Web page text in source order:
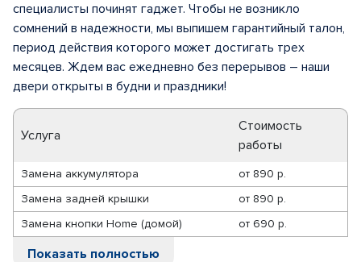
специалисты починят гаджет. Чтобы не возникло
сомнений в надежности, мы выпишем гарантийный талон,
период действия которого может достигать трех
месяцев. Ждем вас ежедневно без перерывов – наши
двери открыты в будни и праздники!
Услуга
Стоимость
работы
Замена аккумулятора от 890 р.
Замена задней крышки
от 890 р.
Замена кнопки Home (домой)
от 690 р.
Показать полностью